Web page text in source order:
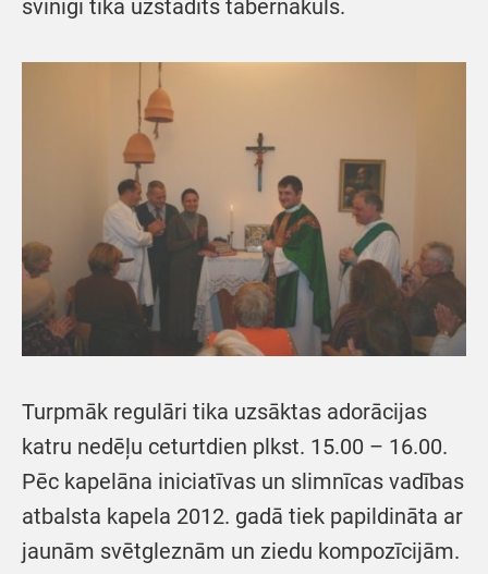
svinīgi tika uzstādīts tabernākuls.
Turpmāk regulāri tika uzsāktas adorācijas
katru nedēļu ceturtdien plkst. 15.00 – 16.00.
Pēc kapelāna iniciatīvas un slimnīcas vadības
atbalsta kapela 2012. gadā tiek papildināta ar
jaunām svētgleznām un ziedu kompozīcijām.